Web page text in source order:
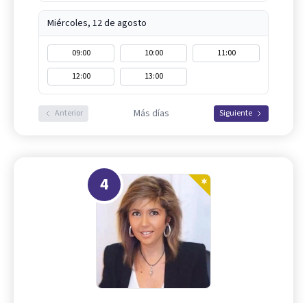
Miércoles, 12 de agosto
09:00 10:00
11:00
12:00
13:00
Anterior Más días Siguiente
4